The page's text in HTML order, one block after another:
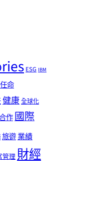
ESG IBM
命
健康全球化
作國際
旅遊業績
管理財經